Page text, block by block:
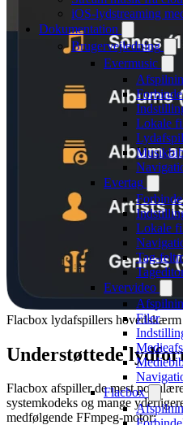
iOS-lydstreaming
Dokumentation
Brugervejledning
Evermusic
Lokale
Evertag
Lokale
Tag-
Evervideo
Filer
Flacbox
Flacbox lydafspillers hovedskærm
Understøttede
Flacbox afspiller de mest
systemkodeks og mange
medfølgende FFmpeg-motor: